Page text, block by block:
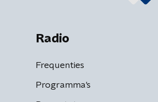
Radio
Frequenties
Programma's